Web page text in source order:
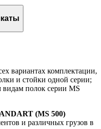
вариантах комплектации,
и стойки одной серии;
видам полок серии MS
(MS 500)
и различных грузов в